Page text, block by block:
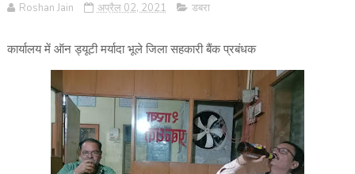
Roshan Jain अप्रैल 02, 2021 डबरा
कार्यालय में ऑन ड्यूटी मर्यादा भूले जिला सहकारी बैंक प्रबंधक